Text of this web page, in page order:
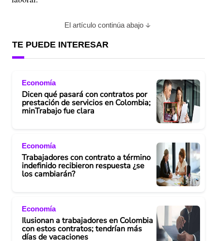
El artículo continúa abajo
TE PUEDE INTERESAR
Economía
Dicen qué pasará con contratos por
prestación de servicios en Colombia;
minTrabajo fue clara
Economía
Trabajadores con contrato a término
indefinido recibieron respuesta ¿se
los cambiarán?
Economía
Ilusionan a trabajadores en Colombia
con estos contratos; tendrían más
días de vacaciones